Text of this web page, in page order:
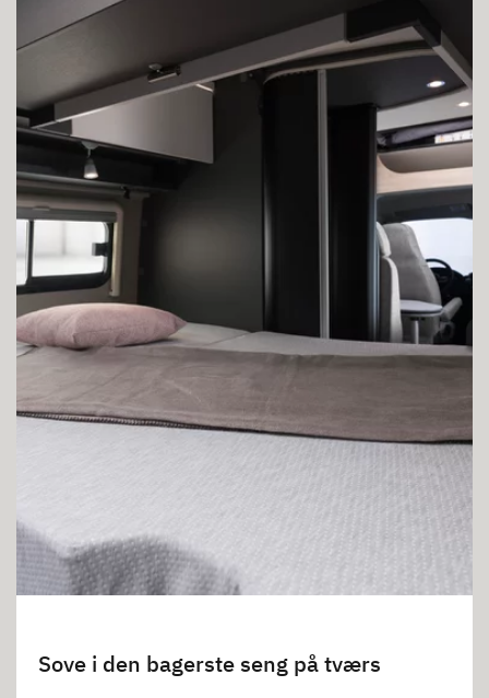
Sove i den bagerste seng på tværs